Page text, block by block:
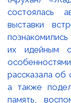
состоялась
выставки
познакомились
их идейным
рассказала об
а также
память,